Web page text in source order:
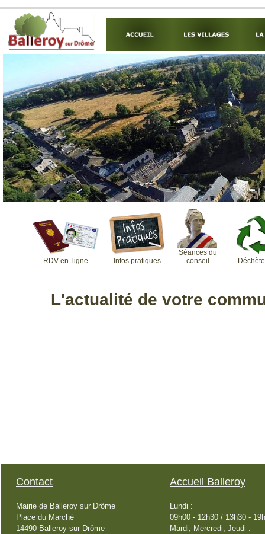
RDV en ligne Infos pratiques
Séances du
conseil
L'actualité de votre
Contact
Mairie de Balleroy sur Drôme
Place du Marché
14490 Balleroy sur Drôme
Accueil Balleroy
Lundi :
09h00 - 12h30 / 13h30 -
Mardi, Mercredi, Jeudi :